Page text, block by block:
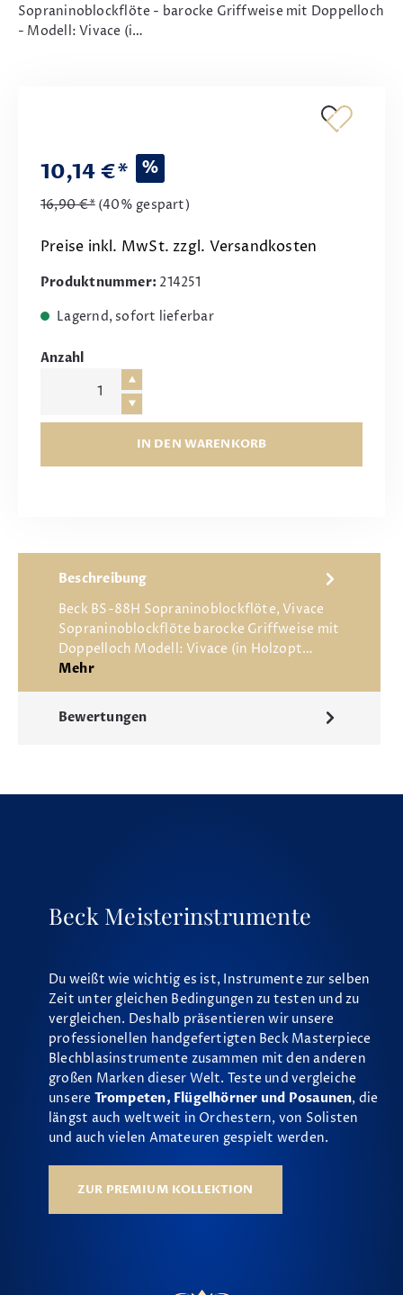
Sopraninoblockflöte - barocke Griffweise mit Doppelloch
- Modell: Vivace (i…
10,14 €* %
16,90 €* (40% gespart)
Preise inkl. MwSt. zzgl. Versandkosten
Produktnummer: 214251
Lagernd, sofort lieferbar
Anzahl
IN DEN WARENKORB
Beschreibung
Beck BS-88H Sopraninoblockflöte, Vivace
Sopraninoblockflöte barocke Griffweise mit
Doppelloch Modell: Vivace (in Holzopt…
Mehr
Bewertungen
Beck Meisterinstrumente
Du weißt wie wichtig es ist, Instrumente zur selben
Zeit unter gleichen Bedingungen zu testen und zu
vergleichen. Deshalb präsentieren wir unsere
professionellen handgefertigten Beck Masterpiece
Blechblasinstrumente zusammen mit den anderen
großen Marken dieser Welt. Teste und vergleiche
unsere Trompeten, Flügelhörner und Posaunen, die
längst auch weltweit in Orchestern, von Solisten
und auch vielen Amateuren gespielt werden.
ZUR PREMIUM KOLLEKTION